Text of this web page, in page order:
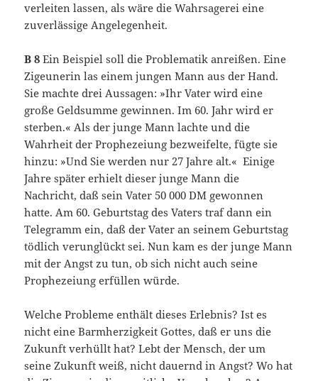
verleiten lassen, als wäre die Wahrsagerei eine
zuverlässige Angelegenheit.
B 8 Ein Beispiel soll die Problematik anreißen. Eine
Zigeunerin las einem jungen Mann aus der Hand.
Sie machte drei Aussagen: »Ihr Vater wird eine
große Geldsumme gewinnen. Im 60. Jahr wird er
sterben.« Als der junge Mann lachte und die
Wahrheit der Prophezeiung bezweifelte, fügte sie
hinzu: »Und Sie werden nur 27 Jahre alt.« Einige
Jahre später erhielt dieser junge Mann die
Nachricht, daß sein Vater 50 000 DM gewonnen
hatte. Am 60. Geburtstag des Vaters traf dann ein
Telegramm ein, daß der Vater an seinem Geburtstag
tödlich verunglückt sei. Nun kam es der junge Mann
mit der Angst zu tun, ob sich nicht auch seine
Prophezeiung erfüllen würde.
Welche Probleme enthält dieses Erlebnis? Ist es
nicht eine Barmherzigkeit Gottes, daß er uns die
Zukunft verhüllt hat? Lebt der Mensch, der um
seine Zukunft weiß, nicht dauernd in Angst? Wo hat